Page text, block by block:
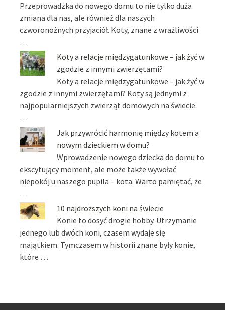
Przeprowadzka do nowego domu to nie tylko duża
zmiana dla nas, ale również dla naszych
czworonożnych przyjaciół. Koty, znane z wrażliwości
…
Koty a relacje międzygatunkowe – jak żyć w
zgodzie z innymi zwierzętami?
Koty a relacje międzygatunkowe – jak żyć w
zgodzie z innymi zwierzętami? Koty są jednymi z
najpopularniejszych zwierząt domowych na świecie.
…
Jak przywrócić harmonię między kotem a
nowym dzieckiem w domu?
Wprowadzenie nowego dziecka do domu to
ekscytujący moment, ale może także wywołać
niepokój u naszego pupila – kota. Warto pamiętać, że
…
10 najdroższych koni na świecie
Konie to dosyć drogie hobby. Utrzymanie
jednego lub dwóch koni, czasem wydaje się
majątkiem. Tymczasem w historii znane były konie,
które …